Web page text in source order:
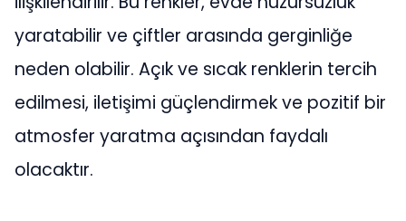
yaratabilir ve çiftler arasında gerginliğe
neden olabilir. Açık ve sıcak renklerin tercih
edilmesi, iletişimi güçlendirmek ve pozitif bir
atmosfer yaratma açısından faydalı
olacaktır.